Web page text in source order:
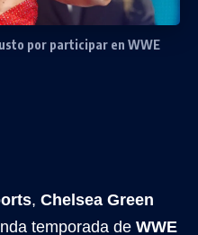
por participar en WWE
, Chelsea Green
temporada de WWE